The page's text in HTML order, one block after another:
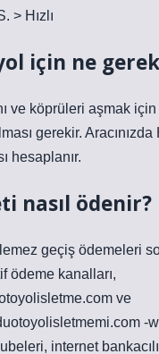
> Hızlı
için ne
ve köprüleri aşmak için
gerekir.
hesaplanır.
nasıl ödenir?
geçiş ödemeleri
ödeme kanalları,
ve
-
internet